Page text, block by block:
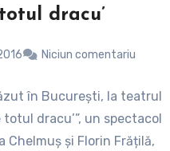
dracu’
Niciun comentariu
în București, la teatrul
dracu’”, un spectacol
și Florin Frățilă,